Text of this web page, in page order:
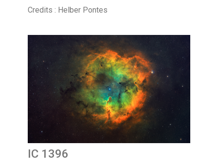
Credits : Helber Pontes
IC 1396